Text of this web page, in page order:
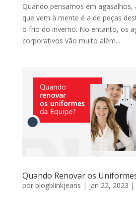
Quando pensamos em
que vem à mente é a de peças
o frio do inverno. No entanto, os
corporativos vão muito além...
Quando Renovar os
por blogblinkjeans | jan 22, 2023 |